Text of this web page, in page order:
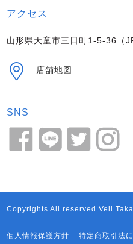
アクセス
山形県天童市三日町1-5-36（
店舗地図
SNS
Copyrights All reserved Veil
個人情報保護方針 特定商取引法